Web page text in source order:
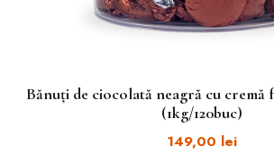
Bănuți de ciocolată neagră cu cremă
(1kg/120buc)
149,00 lei